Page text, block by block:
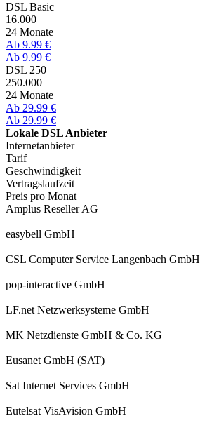
DSL Basic
16.000
24 Monate
Ab 9.99 €
Ab 9.99 €
DSL 250
250.000
24 Monate
Ab 29.99 €
Ab 29.99 €
Lokale DSL Anbieter
Internetanbieter
Tarif
Geschwindigkeit
Vertragslaufzeit
Preis pro Monat
Amplus Reseller AG
easybell GmbH
CSL Computer Service Langenbach GmbH
pop-interactive GmbH
LF.net Netzwerksysteme GmbH
MK Netzdienste GmbH & Co. KG
Eusanet GmbH (SAT)
Sat Internet Services GmbH
Eutelsat VisAvision GmbH